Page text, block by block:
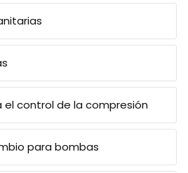
el control de la compresión
para bombas